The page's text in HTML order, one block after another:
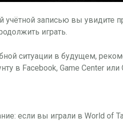
учётной записью вы увидите
играть.
ситуации в будущем,
в Facebook, Game Center
если вы играли в World of